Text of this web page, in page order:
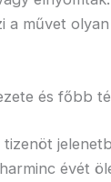
a művet olyan
és főbb
évét